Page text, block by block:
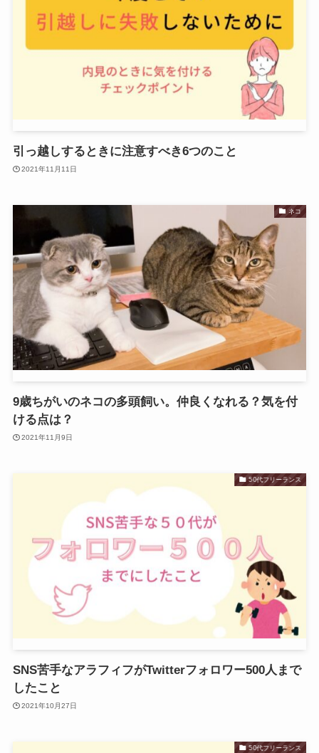
引っ越しするときに注意すべき6つのこと
2021年11月11日
ネコ
9歳ちがいのネコの多頭飼い。仲良くなれる？気を付
ける点は？
2021年11月9日
50代フリーランス
SNS苦手なアラフィフがTwitterフォロワー500人まで
したこと
2021年10月27日
50代フリーランス